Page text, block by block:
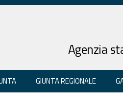
Agenzia
GIUNTA REGIONALE